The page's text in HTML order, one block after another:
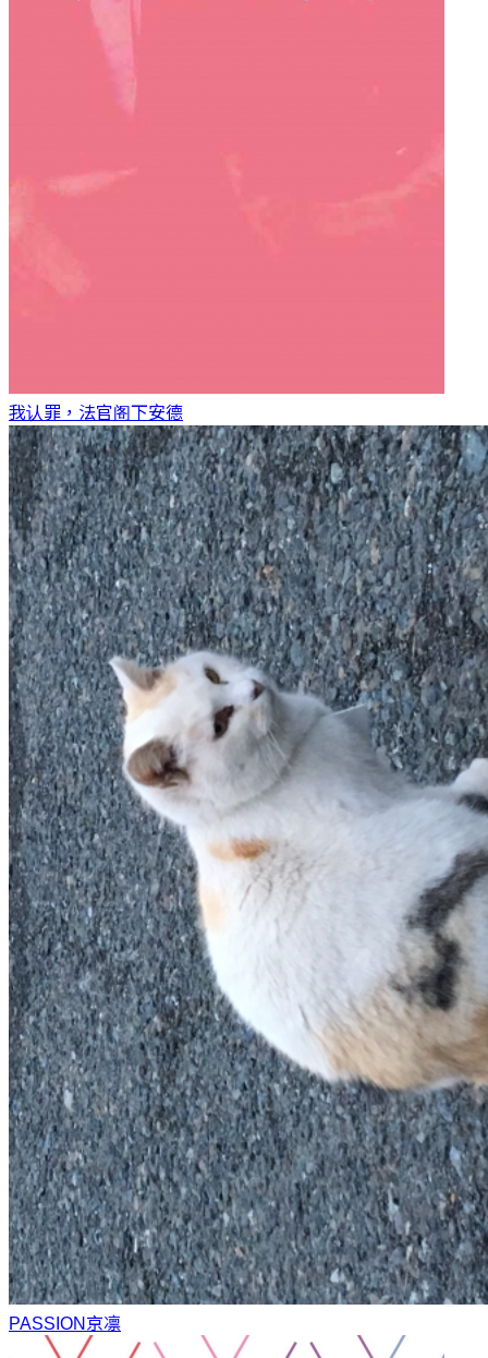
我认罪，法官阁下安德
PASSION 京凛